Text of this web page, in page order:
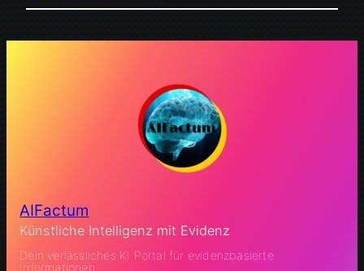
AIFactum
Künstliche Intelligenz mit Evidenz
Dein verlässliches KI Portal für evidenzbasierte
Informationen.